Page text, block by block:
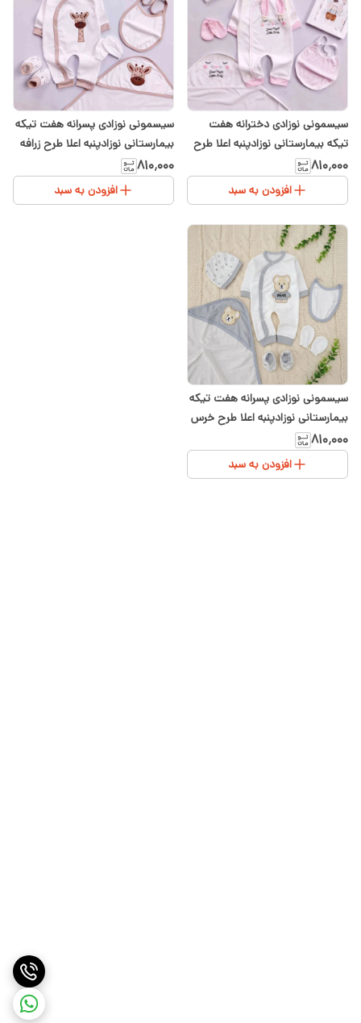
سیسمونی نوزادی دخترانه هفت
تیکه بیمارستانی نوزادپنبه اعلا طرح
خرگوش
۸۱۰٬۰۰۰
افزودن به سبد
سیسمونی نوزادی پسرانه هفت تیکه
بیمارستانی نوزادپنبه اعلا طرح زرافه
۸۱۰٬۰۰۰
افزودن به سبد
سیسمونی نوزادی پسرانه هفت تیکه
بیمارستانی نوزادپنبه اعلا طرح خرس
۸۱۰٬۰۰۰
افزودن به سبد